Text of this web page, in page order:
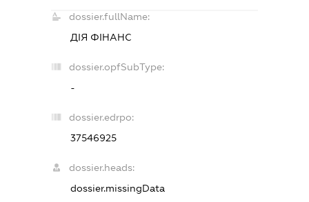
dossier.fullName:
ДІЯ ФІНАНС
dossier.opfSubType:
-
dossier.edrpo:
37546925
dossier.heads:
dossier.missingData